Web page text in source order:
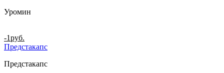
Уромин
-1руб.
Предстакапс
Предстакапс